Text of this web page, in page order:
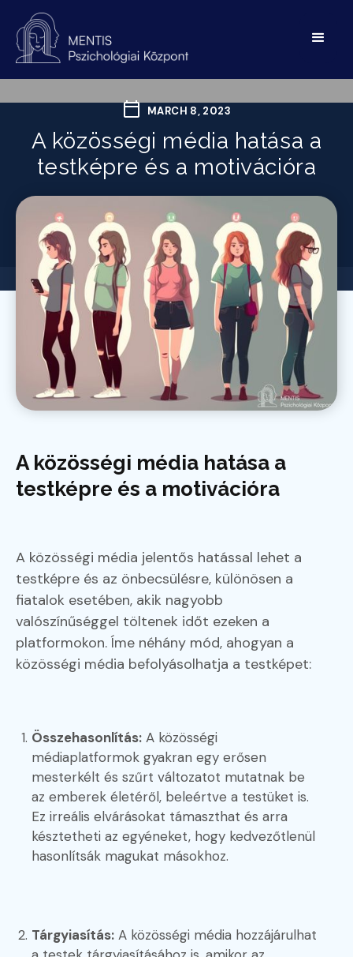
MARCH 8, 2023
A közösségi média hatása a
testképre és a motivációra
A közösségi média hatása a
testképre és a motivációra
A közösségi média jelentős hatással lehet a
testképre és az önbecsülésre, különösen a
fiatalok esetében, akik nagyobb
valószínűséggel töltenek időt ezeken a
platformokon. Íme néhány mód, ahogyan a
közösségi média befolyásolhatja a testképet:
Összehasonlítás: A közösségi
médiaplatformok gyakran egy erősen
mesterkélt és szűrt változatot mutatnak be
az emberek életéről, beleértve a testüket is.
Ez irreális elvárásokat támaszthat és arra
késztetheti az egyéneket, hogy kedvezőtlenül
hasonlítsák magukat másokhoz.
Tárgyiasítás: A közösségi média hozzájárulhat